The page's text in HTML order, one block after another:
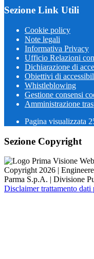
Sezione Link Utili
Cookie policy
Note legali
Informativa Privacy
Ufficio Relazioni
Dichiarazione di
Obiettivi di
Whistleblowing
Gestione consensi
Amministrazione
Pagina visualizzata
Sezione Copyright
Copyright 2026 |
Parma S.p.A. | Divisione
Disclaimer trattamento dati